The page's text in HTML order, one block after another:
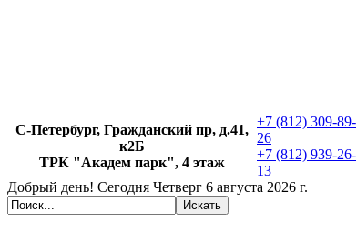
С-Петербург, Гражданский пр, д.41,
к2Б
ТРК "Академ парк", 4 этаж
+7 (812) 309-89-
26
+7 (812) 939-26-
13
Добрый день! Сегодня Четверг 6 августа 2026 г.